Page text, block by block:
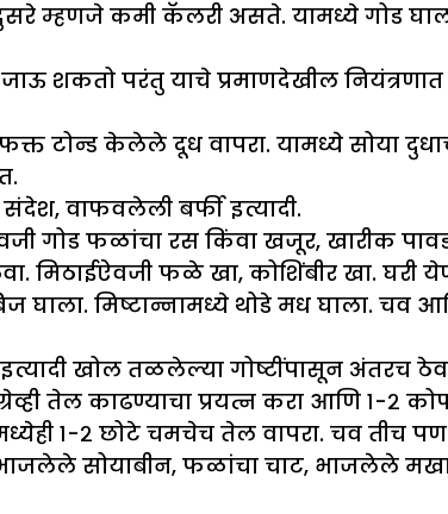
कमी कॅलरी असते. यामध्ये गोड
शकतो परंतु याचे प्रमाणदेखील
टोन्ड केलेले दूध वापरा. यामध्ये सोया
वाफवलेली बर्फी इत्यादी.
गोड फळांचा रस किंवा खजूर, खारीक
मिठाईऐवजी फळे खा, कोशिंबीर खा. घरी
घाला. मिष्टान्नामध्ये थोडे मध घाला. चव
खोल तळलेल्या गोष्टींपासून अंतरच
तेल काढण्याचा प्रयत्न करा आणि १-२
१-२ छोटे चमचेच तेल वापरा. चव तीच
भाजलेले सोयाबीन, फळांचा चाट, भाजलेले